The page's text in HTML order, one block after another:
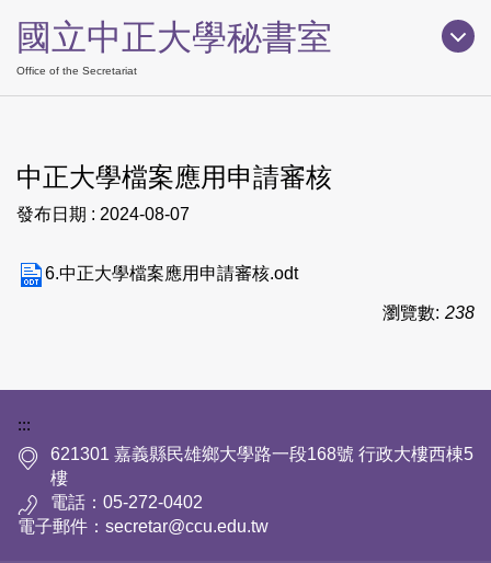
到
主
要
區
國立中正大學秘書室
Office of the Secretariat
中正大學檔案應用申請審核
發布日期 : 2024-08-07
6.中正大學檔案應用申請審核.odt
瀏覽數: 238
:::
621301 嘉義縣民雄鄉大學路一段168號 行政大樓西棟5
樓
電話：05-272-0402
電子郵件：secretar@ccu.edu.tw